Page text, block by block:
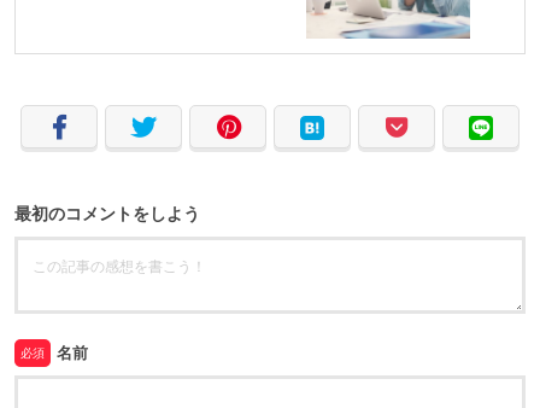
最初のコメントをしよう
必須 名前